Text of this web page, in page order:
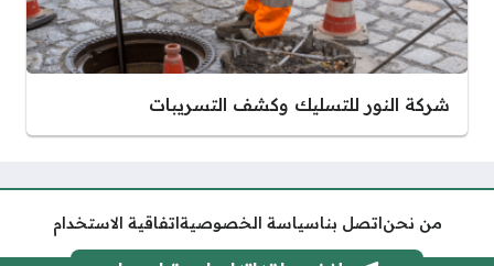
شركة النور للتسليك وكشف التسريبات
من نحناتصل بناسياسة الخصوصيةاتفاقية الاستخدام